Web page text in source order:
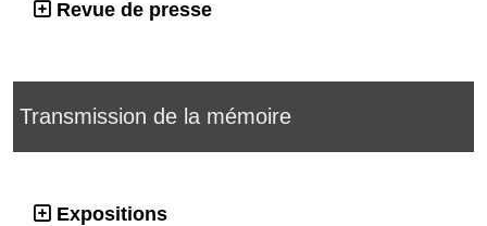
Revue de presse
Transmission de la mémoire
Expositions